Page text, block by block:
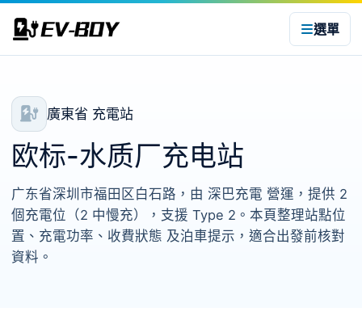
選單
廣東省 充電站
欧标-水质厂充电站
广东省深圳市福田区白石路，由 深巴充電 營運，提供 2
個充電位（2 中慢充），支援 Type 2。本頁整理站點位
置、充電功率、收費狀態 及泊車提示，適合出發前核對
資料。